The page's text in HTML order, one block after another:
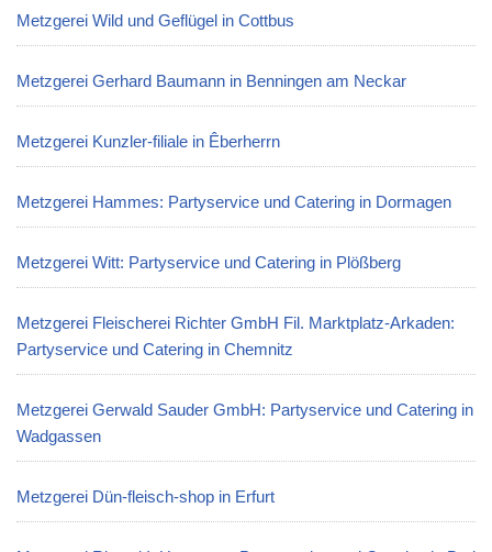
Metzgerei Wild und Geflügel in Cottbus
Metzgerei Gerhard Baumann in Benningen am Neckar
Metzgerei Kunzler-filiale in Êberherrn
Metzgerei Hammes: Partyservice und Catering in Dormagen
Metzgerei Witt: Partyservice und Catering in Plößberg
Metzgerei Fleischerei Richter GmbH Fil. Marktplatz-Arkaden:
Partyservice und Catering in Chemnitz
Metzgerei Gerwald Sauder GmbH: Partyservice und Catering in
Wadgassen
Metzgerei Dün-fleisch-shop in Erfurt